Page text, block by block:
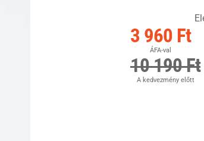
3 960 Ft
ÁFA-val
10 190 Ft
A kedvezmény előtt